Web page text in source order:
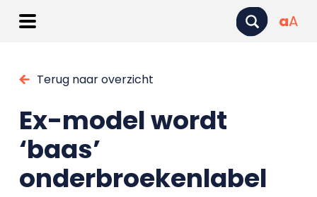
aA
Terug naar overzicht
Ex-model wordt
‘baas’
onderbroekenlabel